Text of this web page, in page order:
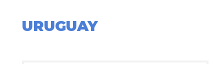
URUGUAY